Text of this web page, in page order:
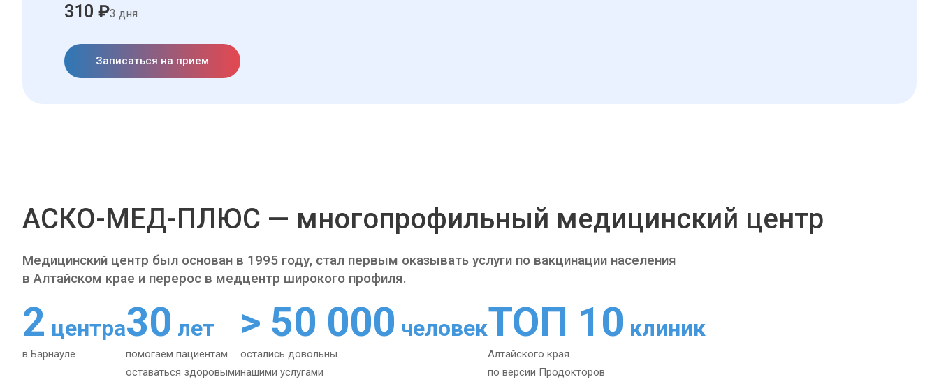
310 ₽3 дня
Записаться на прием
АСКО-МЕД-ПЛЮС — многопрофильный медицинский центр
Медицинский центр был основан в 1995 году, стал первым оказывать услуги по вакцинации населения
в Алтайском крае и перерос в медцентр широкого профиля.
2 центра
в Барнауле
30 лет
помогаем пациентам
оставаться здоровыми
> 50 000 человек
остались довольны
нашими услугами
ТОП 10 клиник
Алтайского края
по версии Продокторов